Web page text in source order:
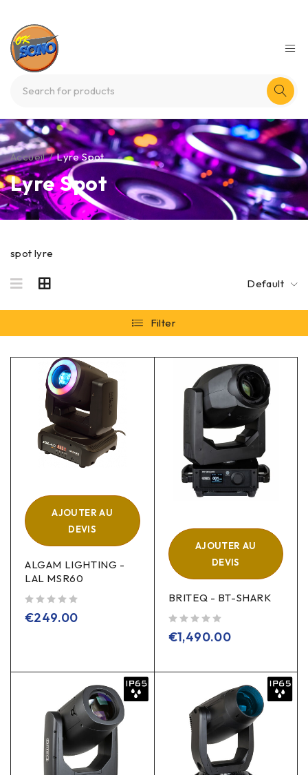
Lyre Spot
Accueil / Lyre Spot
spot lyre
Default
Filter
AJOUTER AU
DEVIS
ALGAM LIGHTING -
LAL MSR60
€249.00
AJOUTER AU
DEVIS
BRITEQ - BT-SHARK
€1,490.00